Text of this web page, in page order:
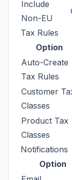
Include
Non-EU
Tax Rules
Option
Auto-Create
Tax Rules
Customer
Classes
Product Tax
Classes
Notifications
Option